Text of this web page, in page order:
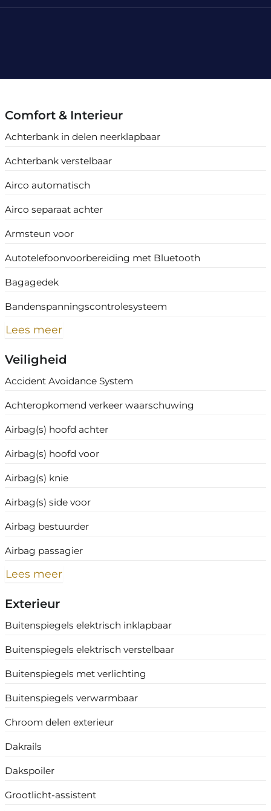
Comfort & Interieur
Achterbank in delen neerklapbaar
Achterbank verstelbaar
Airco automatisch
Airco separaat achter
Armsteun voor
Autotelefoonvoorbereiding met Bluetooth
Bagagedek
Bandenspanningscontrolesysteem
Lees meer
Veiligheid
Accident Avoidance System
Achteropkomend verkeer waarschuwing
Airbag(s) hoofd achter
Airbag(s) hoofd voor
Airbag(s) knie
Airbag(s) side voor
Airbag bestuurder
Airbag passagier
Lees meer
Exterieur
Buitenspiegels elektrisch inklapbaar
Buitenspiegels elektrisch verstelbaar
Buitenspiegels met verlichting
Buitenspiegels verwarmbaar
Chroom delen exterieur
Dakrails
Dakspoiler
Grootlicht-assistent